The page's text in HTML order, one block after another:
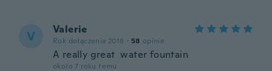
V Valerie
Rok dołączenia 2018 · 58 opinie
A really great water fountain
około 7 roku temu